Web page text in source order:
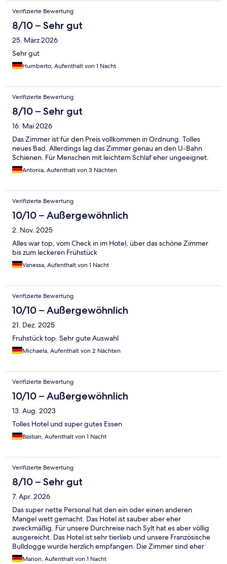
Verifizierte Bewertung
8/10 – Sehr gut
25. März 2026
Sehr gut
Humberto, Aufenthalt von 1 Nacht
Verifizierte Bewertung
8/10 – Sehr gut
16. Mai 2026
Das Zimmer ist für den Preis vollkommen in Ordnung. Tolles
neues Bad. Allerdings lag das Zimmer genau an den U-Bahn
Schienen. Für Menschen mit leichtem Schlaf eher ungeeignet.
Antonia, Aufenthalt von 3 Nächten
Verifizierte Bewertung
10/10 – Außergewöhnlich
2. Nov. 2025
Alles war top, vom Check in im Hotel, über das schöne Zimmer
bis zum leckeren Frühstück
Vanessa, Aufenthalt von 1 Nacht
Verifizierte Bewertung
10/10 – Außergewöhnlich
21. Dez. 2025
Fruhstück top. Sehr gute Auswahl
Michaela, Aufenthalt von 2 Nächten
Verifizierte Bewertung
10/10 – Außergewöhnlich
13. Aug. 2023
Tolles Hotel und super gutes Essen
Bastian, Aufenthalt von 1 Nacht
Verifizierte Bewertung
8/10 – Sehr gut
7. Apr. 2026
Das super nette Personal hat den ein oder einen anderen
Mangel wett gemacht. Das Hotel ist sauber aber eher
zweckmäßig. Für unsere Durchreise nach Sylt hat es aber völlig
ausgereicht. Das Hotel ist sehr tierlieb und unsere Französische
Bulldogge wurde herzlich empfangen. Die Zimmer sind eher
zweckmäßig aber wie gesagt, sauber.
Marion, Aufenthalt von 1 Nacht